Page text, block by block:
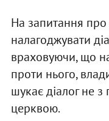
На запитання про
налагоджувати
враховуючи, що
проти нього,
шукає діалог не
церквою.